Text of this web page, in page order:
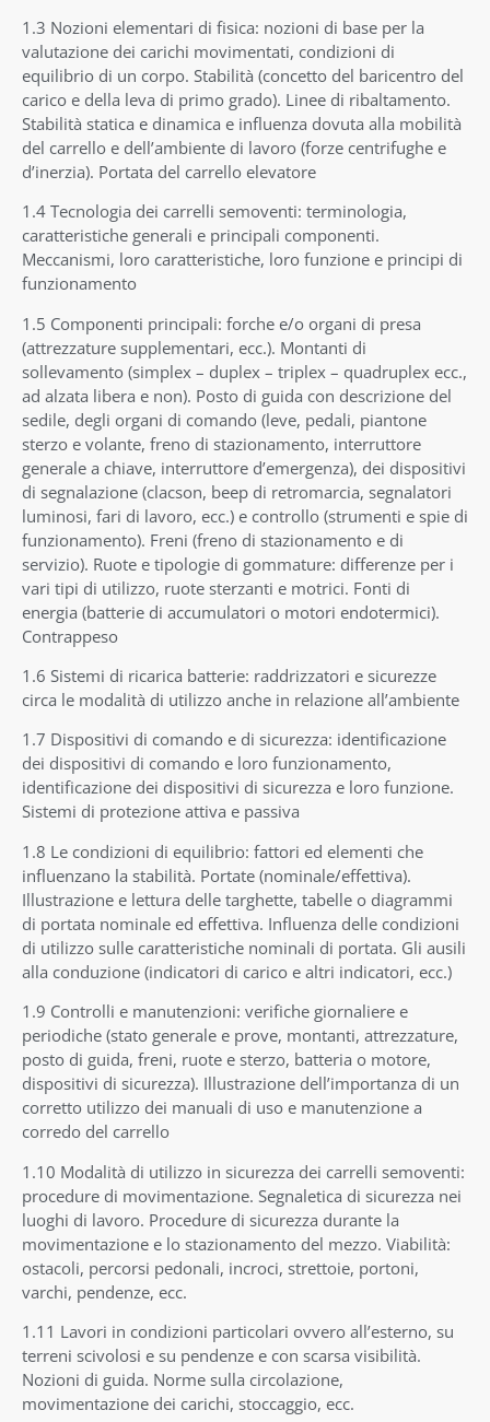
1.3 Nozioni elementari di fisica: nozioni di base per la
valutazione dei carichi movimentati, condizioni di
equilibrio di un corpo. Stabilità (concetto del baricentro del
carico e della leva di primo grado). Linee di ribaltamento.
Stabilità statica e dinamica e influenza dovuta alla mobilità
del carrello e dell’ambiente di lavoro (forze centrifughe e
d’inerzia). Portata del carrello elevatore
1.4 Tecnologia dei carrelli semoventi: terminologia,
caratteristiche generali e principali componenti.
Meccanismi, loro caratteristiche, loro funzione e principi di
funzionamento
1.5 Componenti principali: forche e/o organi di presa
(attrezzature supplementari, ecc.). Montanti di
sollevamento (simplex – duplex – triplex – quadruplex ecc.,
ad alzata libera e non). Posto di guida con descrizione del
sedile, degli organi di comando (leve, pedali, piantone
sterzo e volante, freno di stazionamento, interruttore
generale a chiave, interruttore d’emergenza), dei dispositivi
di segnalazione (clacson, beep di retromarcia, segnalatori
luminosi, fari di lavoro, ecc.) e controllo (strumenti e spie di
funzionamento). Freni (freno di stazionamento e di
servizio). Ruote e tipologie di gommature: differenze per i
vari tipi di utilizzo, ruote sterzanti e motrici. Fonti di
energia (batterie di accumulatori o motori endotermici).
Contrappeso
1.6 Sistemi di ricarica batterie: raddrizzatori e sicurezze
circa le modalità di utilizzo anche in relazione all’ambiente
1.7 Dispositivi di comando e di sicurezza: identificazione
dei dispositivi di comando e loro funzionamento,
identificazione dei dispositivi di sicurezza e loro funzione.
Sistemi di protezione attiva e passiva
1.8 Le condizioni di equilibrio: fattori ed elementi che
influenzano la stabilità. Portate (nominale/effettiva).
Illustrazione e lettura delle targhette, tabelle o diagrammi
di portata nominale ed effettiva. Influenza delle condizioni
di utilizzo sulle caratteristiche nominali di portata. Gli ausili
alla conduzione (indicatori di carico e altri indicatori, ecc.)
1.9 Controlli e manutenzioni: verifiche giornaliere e
periodiche (stato generale e prove, montanti, attrezzature,
posto di guida, freni, ruote e sterzo, batteria o motore,
dispositivi di sicurezza). Illustrazione dell’importanza di un
corretto utilizzo dei manuali di uso e manutenzione a
corredo del carrello
1.10 Modalità di utilizzo in sicurezza dei carrelli semoventi:
procedure di movimentazione. Segnaletica di sicurezza nei
luoghi di lavoro. Procedure di sicurezza durante la
movimentazione e lo stazionamento del mezzo. Viabilità:
ostacoli, percorsi pedonali, incroci, strettoie, portoni,
varchi, pendenze, ecc.
1.11 Lavori in condizioni particolari ovvero all’esterno, su
terreni scivolosi e su pendenze e con scarsa visibilità.
Nozioni di guida. Norme sulla circolazione,
movimentazione dei carichi, stoccaggio, ecc.